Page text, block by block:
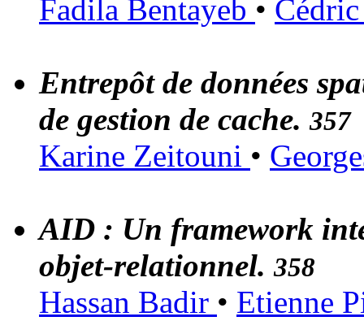
Fadila Bentayeb •
Entrepôt de données
de gestion de cache.357
Karine Zeitouni •
AID : Un framework
objet-relationnel.358
Hassan Badir • Etienne